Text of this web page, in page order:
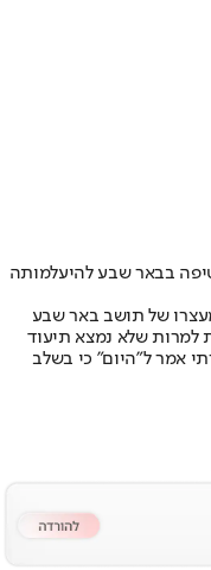
בבאר שבע להיעלמותה
של תושב באר שבע
למרות שלא נמצא תיעוד
אמר ל"היום" כי בשלב